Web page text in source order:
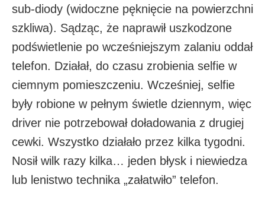
sub-diody (widoczne pęknięcie na powierzchni
szkliwa). Sądząc, że naprawił uszkodzone
podświetlenie po wcześniejszym zalaniu oddał
telefon. Działał, do czasu zrobienia selfie w
ciemnym pomieszczeniu. Wcześniej, selfie
były robione w pełnym świetle dziennym, więc
driver nie potrzebował doładowania z drugiej
cewki. Wszystko działało przez kilka tygodni.
Nosił wilk razy kilka… jeden błysk i niewiedza
lub lenistwo technika „załatwiło” telefon.